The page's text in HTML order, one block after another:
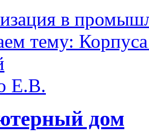
в
тему:
Е.В.
дом